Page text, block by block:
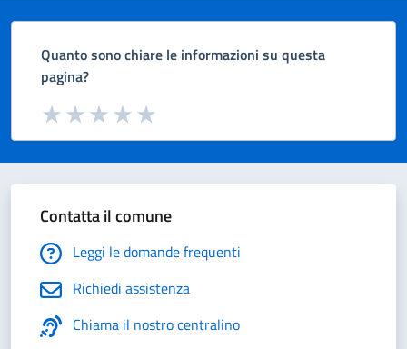
Quanto sono chiare le informazioni su questa
pagina?
Valuta da 1 a 5 stelle la pagina
Valuta 5 stelle su 5
Valuta 4 stelle su 5
Valuta 3 stelle su 5
Valuta 2 stelle su 5
Valuta 1 stelle su 5
Contatta il comune
Leggi le domande frequenti
Richiedi assistenza
Chiama il nostro centralino